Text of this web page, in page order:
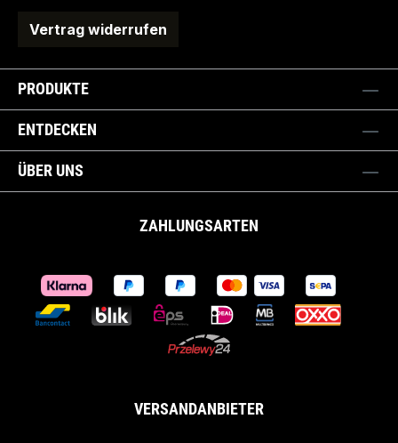
Vertrag widerrufen
PRODUKTE
ENTDECKEN
ÜBER UNS
ZAHLUNGSARTEN
VERSANDANBIETER